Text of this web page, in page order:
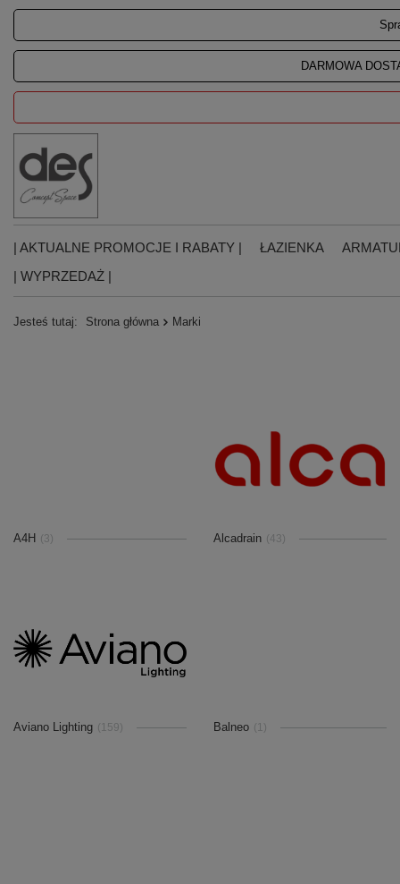
DARMOWA
| AKTUALNE PROMOCJE I RABATY | ŁAZIENKA
| WYPRZEDAŻ |
Jesteś tutaj: Strona główna Marki
A4H (3) Alcadrain (43)
Aviano Lighting (159) Balneo (1)